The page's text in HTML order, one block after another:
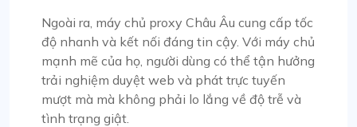
thường xuyên.
Trong thời gian này, tôi đã liên hệ với nhóm hỗ
trợ của họ và rất ấn tượng bởi tính chuyên
nghiệp của họ. Tôi muốn dành sự ghi nhận đặc
biệt cho Alex vì phản ứng nhanh chóng và khả
năng nhanh chóng tìm ra giải pháp cho mọi vấn
Ngoài ra, máy chủ proxy Châu Âu cung cấp tốc
độ nhanh và kết nối đáng tin cậy. Với máy chủ
mạnh mẽ của họ, người dùng có thể tận hưởng
trải nghiệm duyệt web và phát trực tuyến
mượt mà mà không phải lo lắng về độ trễ và
tình trạng giật.